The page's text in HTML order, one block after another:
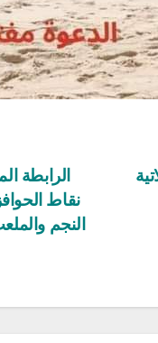
نقاط
النجم